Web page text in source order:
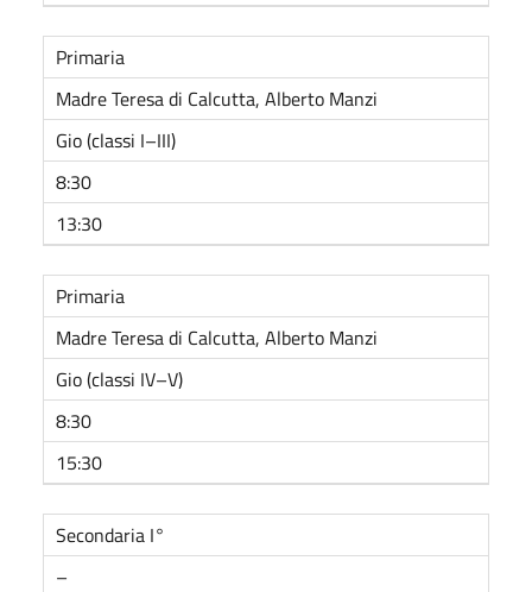
Primaria
Madre Teresa di Calcutta, Alberto Manzi
Gio (classi I–III)
8:30
13:30
Primaria
Madre Teresa di Calcutta, Alberto Manzi
Gio (classi IV–V)
8:30
15:30
Secondaria I°
–